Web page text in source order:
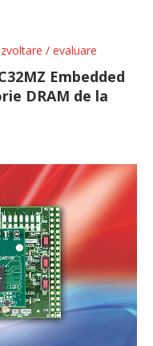
/ evaluare
Embedded
DRAM de la